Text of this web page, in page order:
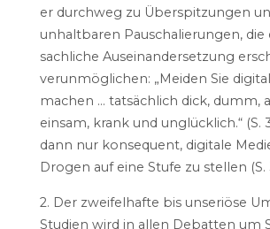
er durchweg zu Überspitzungen
unhaltbaren Pauschalierungen, die
sachliche Auseinandersetzung
verunmöglichen: „Meiden Sie
machen … tatsächlich dick, dumm,
einsam, krank und unglücklich.“ (S.
dann nur konsequent, digitale
Drogen auf eine Stufe zu stellen (S.
2. Der zweifelhafte bis unseriöse
Studien wird in allen Debatten um